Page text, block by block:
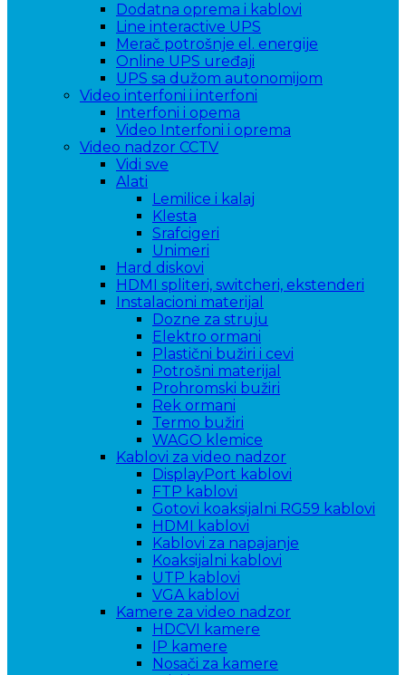
Dodatna oprema i kablovi
Line interactive UPS
Merač potrošnje el. energije
Online UPS uređaji
UPS sa dužom autonomijom
Video interfoni i interfoni
Interfoni i opema
Video Interfoni i oprema
Video nadzor CCTV
Vidi sve
Alati
Lemilice i kalaj
Klesta
Srafcigeri
Unimeri
Hard diskovi
HDMI spliteri, switcheri, ekstenderi
Instalacioni materijal
Dozne za struju
Elektro ormani
Plastični bužiri i cevi
Potrošni materijal
Prohromski bužiri
Rek ormani
Termo bužiri
WAGO klemice
Kablovi za video nadzor
DisplayPort kablovi
FTP kablovi
Gotovi koaksijalni RG59 kablovi
HDMI kablovi
Kablovi za napajanje
Koaksijalni kablovi
UTP kablovi
VGA kablovi
Kamere za video nadzor
HDCVI kamere
IP kamere
Nosači za kamere